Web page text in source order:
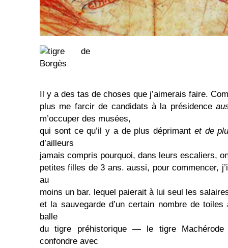
Il y a des tas de choses que j’aimerais faire.
plus me farcir de candidats à la présidence
m’occuper des musées,
qui sont ce qu’il y a de plus déprimant et de
d’ailleurs
jamais compris pourquoi, dans leurs escaliers,
petites filles de 3 ans. aussi, pour commencer,
au
moins un bar. lequel paierait à lui seul les
et la sauvegarde d’un certain nombre de
balle
du tigre préhistorique — le tigre
confondre avec